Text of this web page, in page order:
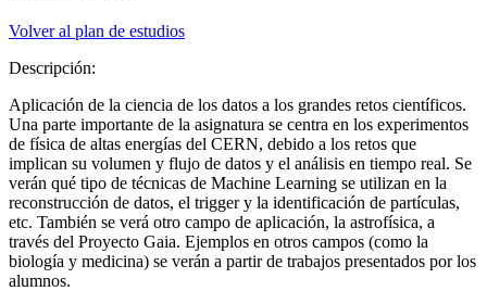
Volver al plan de estudios
Descripción:
Aplicación de la ciencia de los datos a los grandes retos científicos.
Una parte importante de la asignatura se centra en los experimentos
de física de altas energías del CERN, debido a los retos que
implican su volumen y flujo de datos y el análisis en tiempo real. Se
verán qué tipo de técnicas de Machine Learning se utilizan en la
reconstrucción de datos, el trigger y la identificación de partículas,
etc. También se verá otro campo de aplicación, la astrofísica, a
través del Proyecto Gaia. Ejemplos en otros campos (como la
biología y medicina) se verán a partir de trabajos presentados por los
alumnos.